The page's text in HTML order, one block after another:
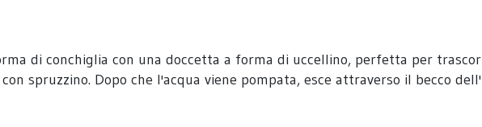
di conchiglia con una doccetta a forma di uccellino, perfetta per
spruzzino. Dopo che l'acqua viene pompata, esce attraverso il becco